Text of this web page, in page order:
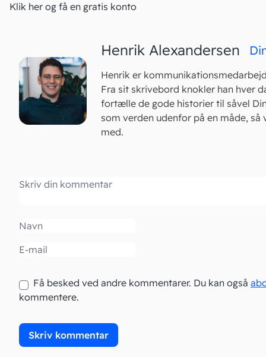
Klik her og få en gratis konto
Henrik Alexandersen
Henrik er
Fra sit skrivebord knokler han hver
fortælle de gode historier til såvel
som verden udenfor på en måde, så
med.
Kommentar
Navn
Email
Få besked ved andre kommentarer. Du kan også
kommentere.